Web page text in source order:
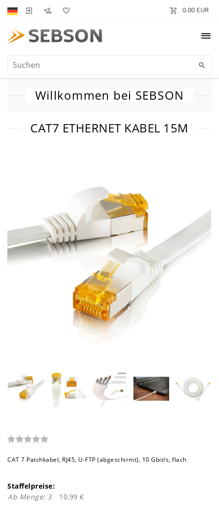
0,00 EUR
Willkommen bei SEBSON
CAT7 ETHERNET KABEL 15M
CAT 7 Patchkabel, RJ45, U-FTP (abgeschirmt), 10 Gbit/s, flach
Staffelpreise:
Ab Menge: 3
10,99 €